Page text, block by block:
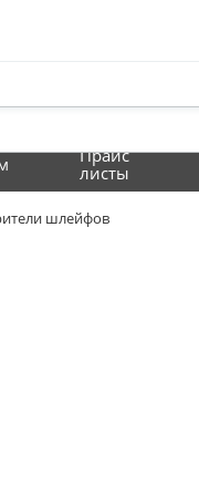
Прайс
листы
шлейфов